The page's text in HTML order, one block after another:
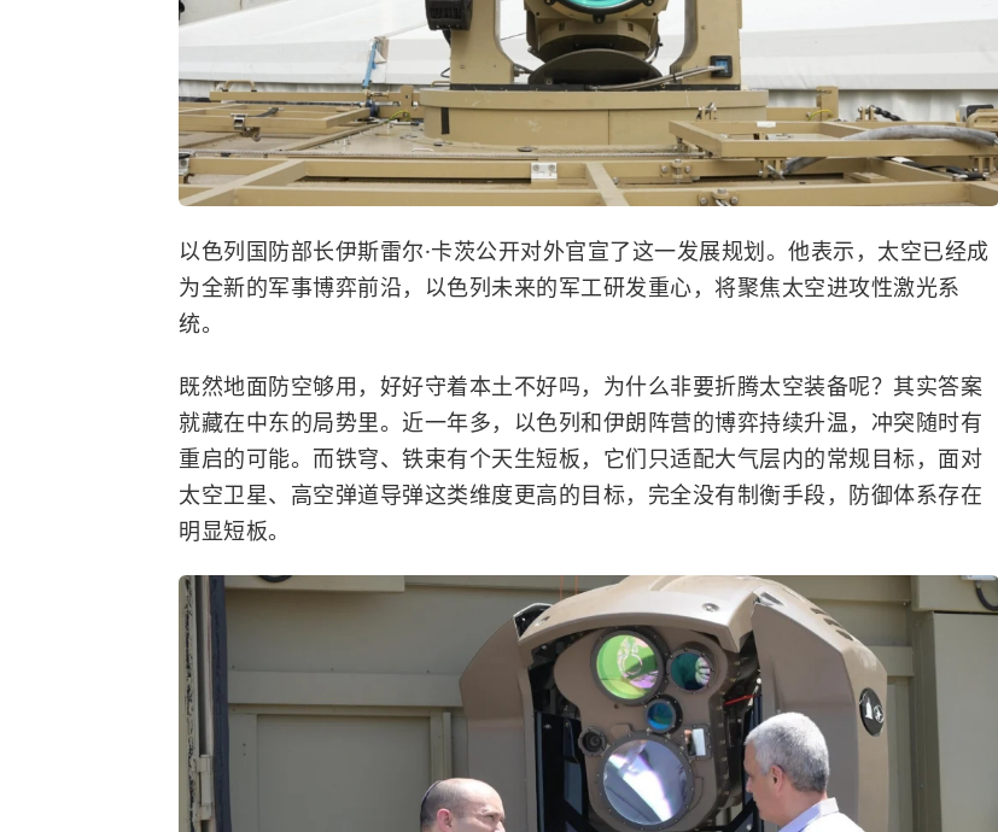
以色列国防部长伊斯雷尔·卡茨公开对外官宣了这一发展规划。他表示，太空已经成
为全新的军事博弈前沿，以色列未来的军工研发重心，将聚焦太空进攻性激光系
统。
既然地面防空够用，好好守着本土不好吗，为什么非要折腾太空装备呢？其实答案
就藏在中东的局势里。近一年多，以色列和伊朗阵营的博弈持续升温，冲突随时有
重启的可能。而铁穹、铁束有个天生短板，它们只适配大气层内的常规目标，面对
太空卫星、高空弹道导弹这类维度更高的目标，完全没有制衡手段，防御体系存在
明显短板。